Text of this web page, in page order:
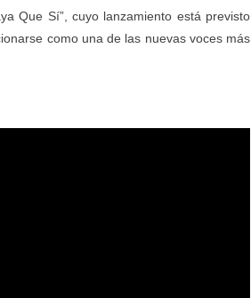
Que Sí”, cuyo lanzamiento está previsto
como una de las nuevas voces más